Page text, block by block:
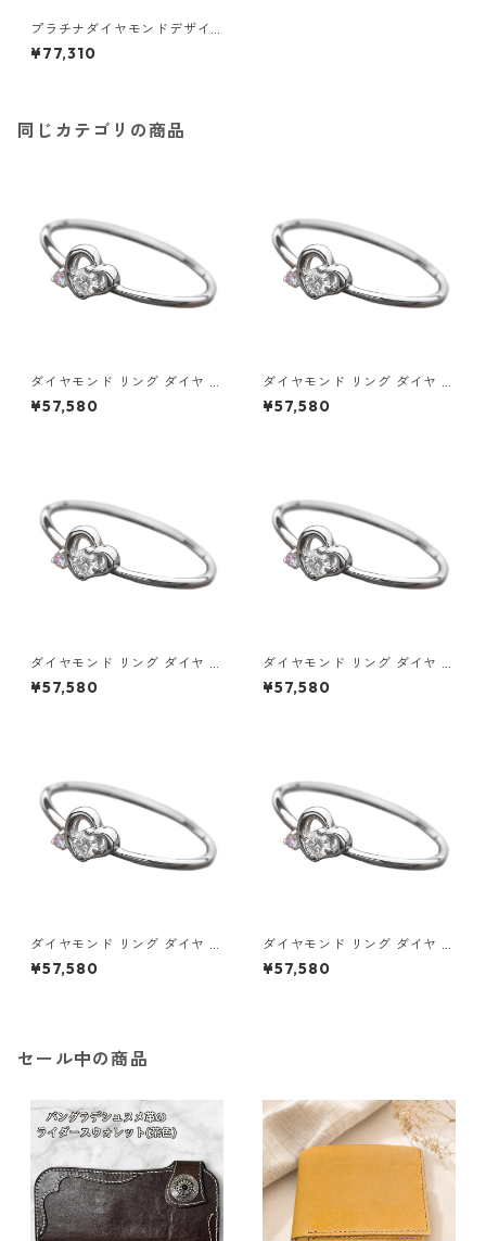
プラチナダイヤモンドデザイ
ンリング3型 ウェビングハート
13号 指輪 ジュエリー アクセサ
¥77,310
同じカテゴリの商品
ダイヤモンド リング ダイヤ ア
イスブルーダイヤ 合計0.06ct
8.5号 プラチナ Pt950 ハート
¥57,580
ダイヤモンド リング ダイヤ ア
イスブルーダイヤ 合計0.06ct
9号 プラチナ Pt950 ハートモ
¥57,580
ダイヤモンド リング ダイヤ ア
イスブルーダイヤ 合計0.06ct
9.5号 プラチナ Pt950 ハート
¥57,580
ダイヤモンド リング ダイヤ ア
イスブルーダイヤ 合計0.06ct
10号 プラチナ Pt950 ハート
¥57,580
ダイヤモンド リング ダイヤ ア
イスブルーダイヤ 合計0.06ct
10.5号 プラチナ Pt950 ハート
¥57,580
ダイヤモンド リング ダイヤ ア
イスブルーダイヤ 合計0.06ct
11号 プラチナ Pt950 ハートモ
¥57,580
セール中の商品